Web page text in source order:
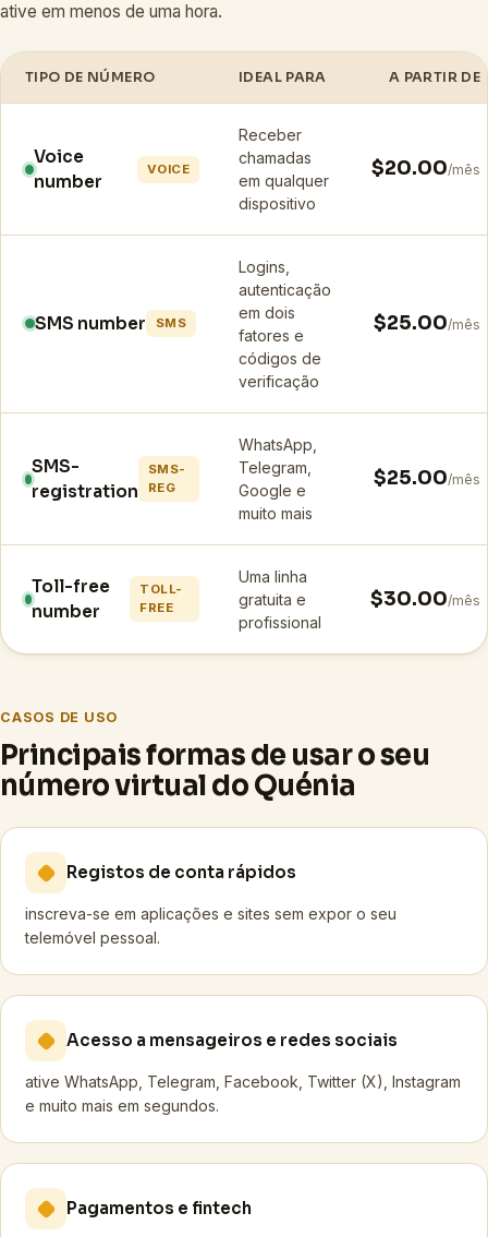
ative em menos de uma hora.
TIPO DE NÚMERO IDEAL PARA A PARTIR DE
Voice
number
VOICE
Receber
chamadas
em qualquer
dispositivo
$20.00/mês
SMS number SMS
Logins,
autenticação
em dois
fatores e
códigos de
verificação
$25.00/mês
SMS-
registration
SMS-
REG
WhatsApp,
Telegram,
Google e
muito mais
$25.00/mês
Toll-free
number
TOLL-
FREE
Uma linha
gratuita e
profissional
$30.00/mês
CASOS DE USO
Principais formas de usar o seu
número virtual do Quénia
Registos de conta rápidos
inscreva-se em aplicações e sites sem expor o seu
telemóvel pessoal.
Acesso a mensageiros e redes sociais
ative WhatsApp, Telegram, Facebook, Twitter (X), Instagram
e muito mais em segundos.
Pagamentos e fintech